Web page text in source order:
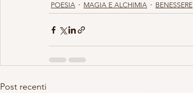
POESIA MAGIA E ALCHIMIA BENESSERE
Post recenti